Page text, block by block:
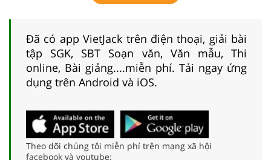
Đã có app VietJack trên điện thoại, giải bài
tập SGK, SBT Soạn văn, Văn mẫu, Thi
online, Bài giảng....miễn phí. Tải ngay ứng
dụng trên Android và iOS.
Theo dõi chúng tôi miễn phí trên mạng xã hội
facebook và youtube: